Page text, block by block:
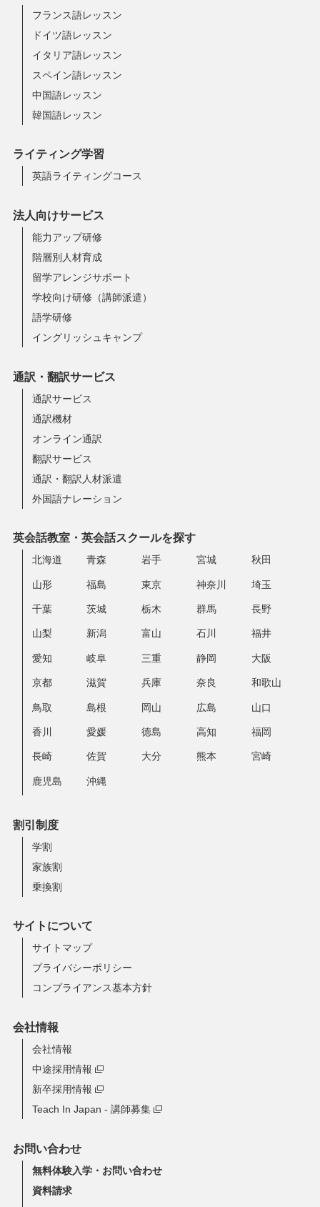
フランス語レッスン
ドイツ語レッスン
イタリア語レッスン
スペイン語レッスン
中国語レッスン
韓国語レッスン
ライティング学習
英語ライティングコース
法人向けサービス
能力アップ研修
階層別人材育成
留学アレンジサポート
学校向け研修（講師派遣）
語学研修
イングリッシュキャンプ
通訳・翻訳サービス
通訳サービス
通訳機材
オンライン通訳
翻訳サービス
通訳・翻訳人材派遣
外国語ナレーション
英会話教室・英会話スクールを探す
北海道 青森 岩手 宮城 秋田
山形 福島 東京 神奈川 埼玉
千葉 茨城 栃木 群馬 長野
山梨 新潟 富山 石川 福井
愛知 岐阜 三重 静岡 大阪
京都 滋賀 兵庫 奈良 和歌山
鳥取 島根 岡山 広島 山口
香川 愛媛 徳島 高知 福岡
長崎 佐賀 大分 熊本 宮崎
鹿児島 沖縄
割引制度
学割
家族割
乗換割
サイトについて
サイトマップ
プライバシーポリシー
コンプライアンス基本方針
会社情報
会社情報
中途採用情報
新卒採用情報
Teach In Japan - 講師募集
お問い合わせ
無料体験入学・お問い合わせ
資料請求